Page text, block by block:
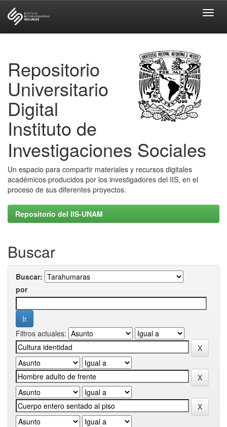
Repositorio
Universitario
Digital
Instituto de
Investigaciones Sociales
Un espacio para compartir materiales y recursos digitales
académicos producidos por los investigadores del IIS, en el
proceso de sus diferentes proyectos.
Repositorio del IIS-UNAM
Buscar
Buscar:
por
Filtros actuales: